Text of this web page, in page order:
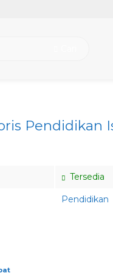
Pendidikan
Tersedia
Pendidikan